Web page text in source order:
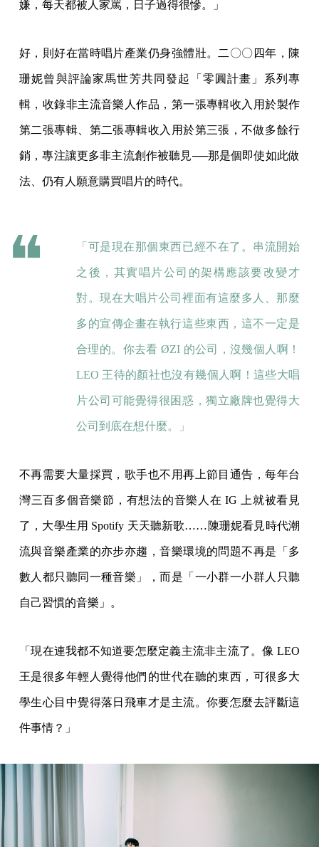
嫌，每天都被人家罵，日子過得很慘。」
好，則好在當時唱片產業仍身強體壯。二〇〇四年，陳
珊妮曾與評論家馬世芳共同發起「零圓計畫」系列專
輯，收錄非主流音樂人作品，第一張專輯收入用於製作
第二張專輯、第二張專輯收入用於第三張，不做多餘行
銷，專注讓更多非主流創作被聽見──那是個即使如此做
法、仍有人願意購買唱片的時代。
「可是現在那個東西已經不在了。串流開始
之後，其實唱片公司的架構應該要改變才
對。現在大唱片公司裡面有這麼多人、那麼
多的宣傳企畫在執行這些東西，這不一定是
合理的。你去看 ØZI 的公司，沒幾個人啊！
LEO 王待的顏社也沒有幾個人啊！這些大唱
片公司可能覺得很困惑，獨立廠牌也覺得大
公司到底在想什麼。」
不再需要大量採買，歌手也不用再上節目通告，每年台
灣三百多個音樂節，有想法的音樂人在 IG 上就被看見
了，大學生用 Spotify 天天聽新歌……陳珊妮看見時代潮
流與音樂產業的亦步亦趨，音樂環境的問題不再是「多
數人都只聽同一種音樂」，而是「一小群一小群人只聽
自己習慣的音樂」。
「現在連我都不知道要怎麼定義主流非主流了。像 LEO
王是很多年輕人覺得他們的世代在聽的東西，可很多大
學生心目中覺得落日飛車才是主流。你要怎麼去評斷這
件事情？」